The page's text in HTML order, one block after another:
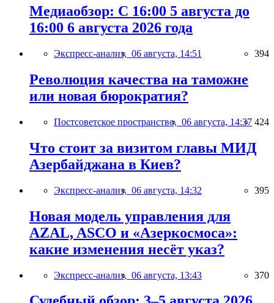
Медиаобзор: С 16:00 5 августа до
16:00 6 августа 2026 года
Экспресс-анализ, 06 августа, 14:51 394
Революция качества на таможне
или новая бюрократия?
Постсоветское пространство, 06 августа, 14:37 424
Что стоит за визитом главы МИД
Азербайджана в Киев?
Экспресс-анализ, 06 августа, 14:32 395
Новая модель управления для
AZAL, ASCO и «Азеркосмоса»:
какие изменения несёт указ?
Экспресс-анализ, 06 августа, 13:43 370